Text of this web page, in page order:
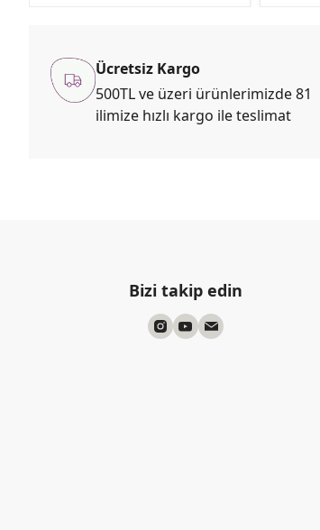
Ücretsiz Kargo
500TL ve üzeri ürünlerimizde 81
ilimize hızlı kargo ile teslimat
Bizi takip edin